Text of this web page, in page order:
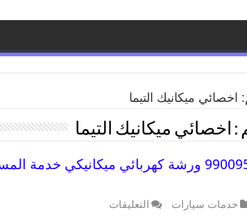
اخصائي ميكانيك التيما
: اخصائي ميكانيك التيما
كراج التيما 99009551 ورشة كهربائي ميكانيكي
خدمات سيارات التعليقات